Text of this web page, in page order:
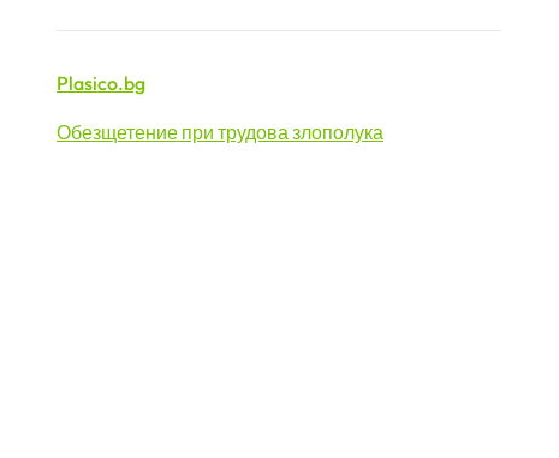
Plasico.bg
Обезщетение при трудова злополука